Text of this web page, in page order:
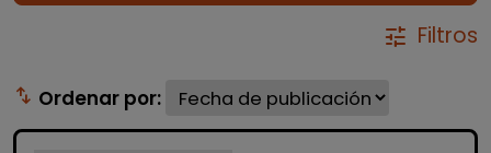
tune Filtros
swap_vert Ordenar por: